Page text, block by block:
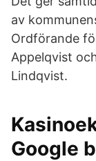
av
Ordförande
Appelqvist
Lindqvist.
Google